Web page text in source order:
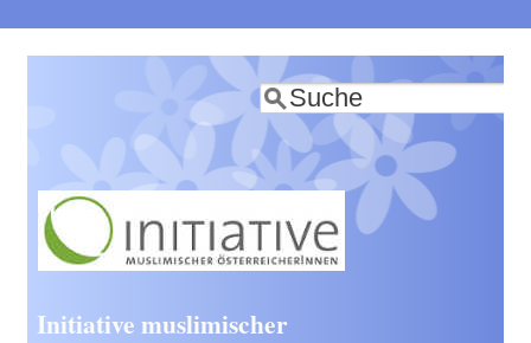
zum
Inhalt
Suche
Initiative muslimischer